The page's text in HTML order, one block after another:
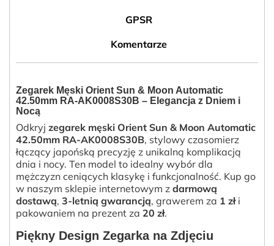
GPSR
Komentarze
Zegarek Męski Orient Sun & Moon Automatic
42.50mm RA-AK0008S30B – Elegancja z Dniem i
Nocą
Odkryj zegarek męski Orient Sun & Moon Automatic
42.50mm RA-AK0008S30B, stylowy czasomierz
łączący japońską precyzję z unikalną komplikacją
dnia i nocy. Ten model to idealny wybór dla
mężczyzn ceniących klasykę i funkcjonalność. Kup go
w naszym sklepie internetowym z darmową
dostawą, 3-letnią gwarancją, grawerem za 1 złi
pakowaniem na prezent za 20 zł.
Piękny Design Zegarka na Zdjęciu